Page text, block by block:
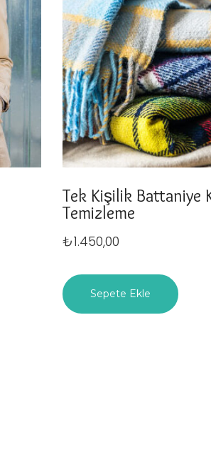
Tek Kişilik Battaniye
Temizleme
₺1.450,00
Sepete Ekle